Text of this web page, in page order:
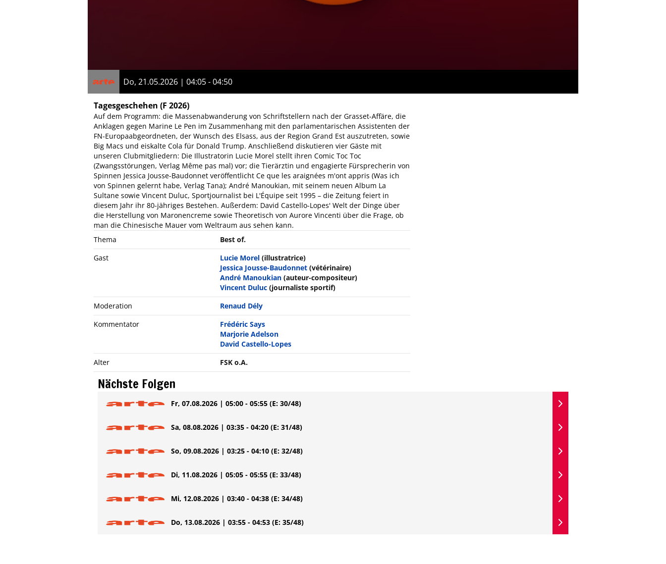
Do, 21.05.2026 | 04:05 - 04:50
Tagesgeschehen (F 2026)
Auf dem Programm: die Massenabwanderung von Schriftstellern nach der Grasset-Affäre, die
Anklagen gegen Marine Le Pen im Zusammenhang mit den parlamentarischen Assistenten der
FN-Europaabgeordneten, der Wunsch des Elsass, aus der Region Grand Est auszutreten, sowie
Big Macs und eiskalte Cola für Donald Trump. Anschließend diskutieren vier Gäste mit
unseren Clubmitgliedern: Die Illustratorin Lucie Morel stellt ihren Comic Toc Toc
(Zwangsstörungen, Verlag Même pas mal) vor; die Tierärztin und engagierte Fürsprecherin von
Spinnen Jessica Jousse-Baudonnet veröffentlicht Ce que les araignées m'ont appris (Was ich
von Spinnen gelernt habe, Verlag Tana); André Manoukian, mit seinem neuen Album La
Sultane sowie Vincent Duluc, Sportjournalist bei L'Équipe seit 1995 – die Zeitung feiert in
diesem Jahr ihr 80-jähriges Bestehen. Außerdem: David Castello-Lopes' Welt der Dinge über
die Herstellung von Maronencreme sowie Theoretisch von Aurore Vincenti über die Frage, ob
man die Chinesische Mauer vom Weltraum aus sehen kann.
Thema
Best of.
Gast
Lucie Morel (illustratrice)
Jessica Jousse-Baudonnet (vétérinaire)
André Manoukian (auteur-compositeur)
Vincent Duluc (journaliste sportif)
Moderation
Renaud Dély
Kommentator
Frédéric Says
Marjorie Adelson
David Castello-Lopes
Alter
FSK o.A.
Nächste Folgen
Fr, 07.08.2026 | 05:00 - 05:55 (E: 30/48)
Sa, 08.08.2026 | 03:35 - 04:20 (E: 31/48)
So, 09.08.2026 | 03:25 - 04:10 (E: 32/48)
Di, 11.08.2026 | 05:05 - 05:55 (E: 33/48)
Mi, 12.08.2026 | 03:40 - 04:38 (E: 34/48)
Do, 13.08.2026 | 03:55 - 04:53 (E: 35/48)